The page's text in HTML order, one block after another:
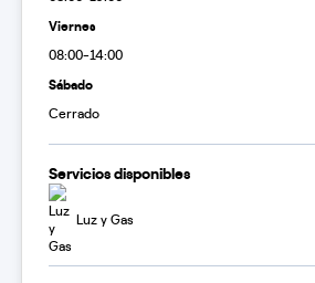
Viernes
08:00-14:00
Sábado
Cerrado
Servicios disponibles
Luz y Gas